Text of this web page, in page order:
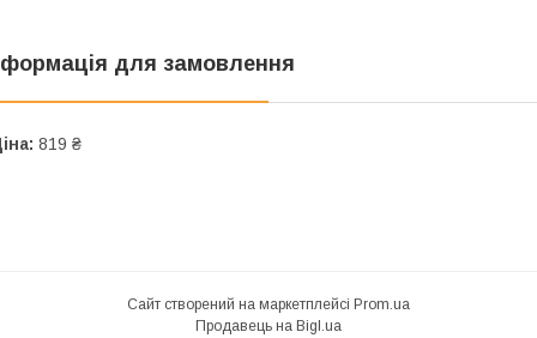
для замовлення
819 ₴
Сайт створений на маркетплейсі Prom.ua
Продавець на Bigl.ua